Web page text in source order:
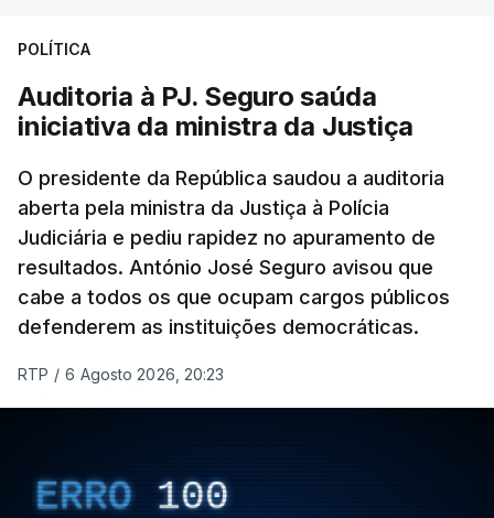
apreendido numa operação de droga.
POLÍTICA
Auditoria à PJ. Seguro saúda
iniciativa da ministra da Justiça
O presidente da República saudou a auditoria
aberta pela ministra da Justiça à Polícia
Judiciária e pediu rapidez no apuramento de
resultados. António José Seguro avisou que
cabe a todos os que ocupam cargos públicos
defenderem as instituições democráticas.
RTP / 6 Agosto 2026, 20:23
ERRO 100